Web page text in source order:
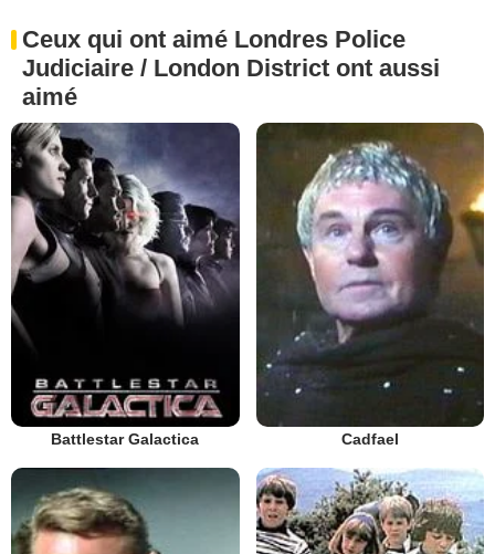
Ceux qui ont aimé Londres Police
Judiciaire / London District ont aussi
aimé
Battlestar Galactica Cadfael